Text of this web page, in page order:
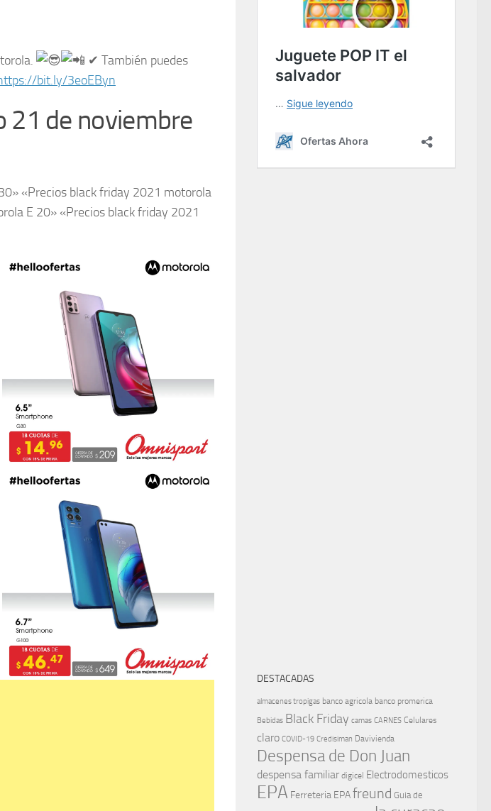
✔︎ También puedes
bit.ly/3eoEByn
21 de noviembre
«Precios black friday 2021 motorola
E 20» «Precios black friday 2021
DESTACADAS
almacenes tropigas banco agricola banco promerica
Bebidas Black Friday camas CARNES Celulares
claro COVID-19 Credisiman Davivienda
Despensa de Don Juan
despensa familiar digicel Electrodomesticos
EPA Ferreteria EPAfreund Guia de